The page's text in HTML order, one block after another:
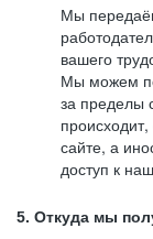
Мы
вашего
Мы можем
за пределы
сайте, а
доступ к
5. Откуда мы